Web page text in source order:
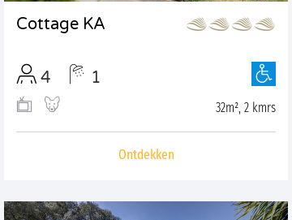
Cottage KA
4 1
32m², 2 kmrs
Ontdekken